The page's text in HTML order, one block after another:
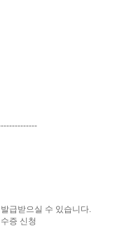
급받으실 수 있습니다.
증 신청